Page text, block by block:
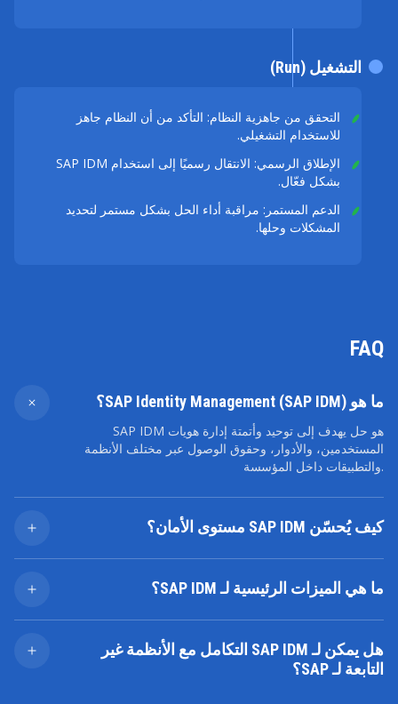
التحقق من جاهزية النظام: التأكد من أن النظام جاهز
للاستخدام التشغيلي.
الإطلاق الرسمي: الانتقال رسميًا إلى استخدام SAP IDM
بشكل فعّال.
الدعم المستمر: مراقبة أداء الحل بشكل مستمر لتحديد
المشكلات وحلها.
التشغيل (Run)
FAQ
ما هو SAP Identity Management (SAP IDM)؟
SAP IDM هو حل يهدف إلى توحيد وأتمتة إدارة هويات
المستخدمين، والأدوار، وحقوق الوصول عبر مختلف الأنظمة
والتطبيقات داخل المؤسسة.
كيف يُحسّن SAP IDM مستوى الأمان؟
يُعزز SAP IDM الأمان من خلال ضمان وصول المستخدمين
وإلغاء الوصول، وتوفير سجلات تدقيق تفصيلية.
ما هي الميزات الرئيسية لـ SAP IDM؟
تشمل الميزات الأساسية: إدارة حسابات المستخدمين، إدارة
الأدوار، إدارة كلمات المرور، أتمتة سير العمل، إعداد تقارير
الامتثال، والتكامل مع أنظمة متعددة.هل يمكن لـ SAP IDM التكامل مع الأنظمة غير
التابعة لـ SAP؟